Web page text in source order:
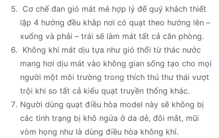
Cơ chế đan gió mát mẻ hợp lý để quý khách thiết
lập 4 hướng đều khắp nơi có quạt theo hướng lên –
xuống và phải – trái sẽ làm mát tất cả căn phòng.
Không khí mát dịu tựa như gió thổi từ thác nước
mang hơi dịu mát vào không gian sống tạo cho mọi
người một môi trường trong thích thú thư thái vượt
trội khi so tất cả kiểu quạt truyền thống khác.
Người dùng quạt điều hòa model này sẽ không bị
các tình trạng bị khô ngứa ở da dẻ, đôi mắt, mũi
vòm họng như là dùng điều hòa không khí.